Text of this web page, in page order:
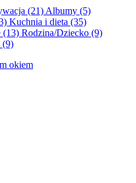
(21) Albumy (5)
Kuchnia i dieta (35)
(13) Rodzina/Dziecko (9)
(9)